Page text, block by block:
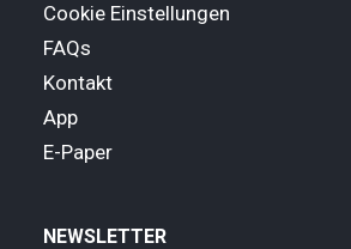
Cookie Einstellungen
FAQs
Kontakt
App
E-Paper
NEWSLETTER